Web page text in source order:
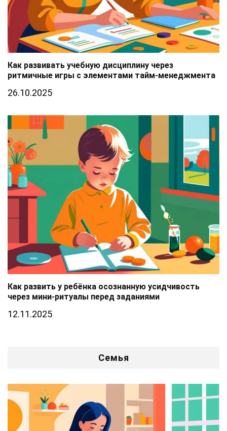
Как развивать учебную дисциплину через
ритмичные игры с элементами тайм-менеджмента
26.10.2025
Как развить у ребёнка осознанную усидчивость
через мини-ритуалы перед заданиями
12.11.2025
Семья